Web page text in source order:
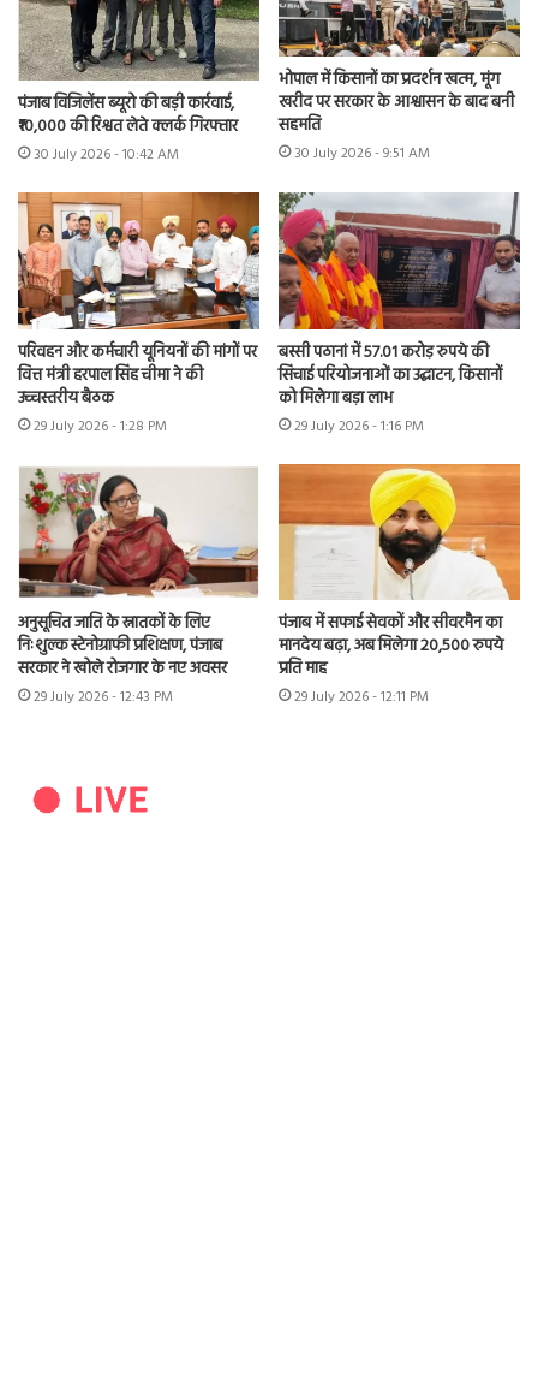
पंजाब विजिलेंस ब्यूरो की बड़ी कार्रवाई,
₹10,000 की रिश्वत लेते क्लर्क गिरफ्तार
30 July 2026 - 10:42 AM
भोपाल में किसानों का प्रदर्शन खत्म, मूंग
खरीद पर सरकार के आश्वासन के बाद बनी
सहमति
30 July 2026 - 9:51 AM
परिवहन और कर्मचारी यूनियनों की मांगों पर
वित्त मंत्री हरपाल सिंह चीमा ने की
उच्चस्तरीय बैठक
29 July 2026 - 1:28 PM
बस्सी पठानां में 57.01 करोड़ रुपये की
सिंचाई परियोजनाओं का उद्घाटन, किसानों
को मिलेगा बड़ा लाभ
29 July 2026 - 1:16 PM
अनुसूचित जाति के स्नातकों के लिए
निःशुल्क स्टेनोग्राफी प्रशिक्षण, पंजाब
सरकार ने खोले रोजगार के नए अवसर
29 July 2026 - 12:43 PM
पंजाब में सफाई सेवकों और सीवरमैन का
मानदेय बढ़ा, अब मिलेगा 20,500 रुपये
प्रति माह
29 July 2026 - 12:11 PM